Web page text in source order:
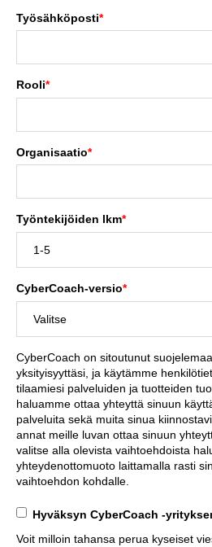
Työsähköposti*
Rooli*
Organisaatio*
Työntekijöiden lkm*
CyberCoach-versio*
CyberCoach on sitoutunut
yksityisyyttäsi, ja käytämme
tilaamiesi palveluiden ja tuotteiden
haluamme ottaa yhteyttä sinuun
palveluita sekä muita sinua
annat meille luvan ottaa sinuun
valitse alla olevista vaihtoehdoista
yhteydenottomuoto laittamalla rasti
vaihtoehdon kohdalle.
Hyväksyn CyberCoach -
Voit milloin tahansa perua kyseiset